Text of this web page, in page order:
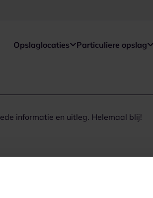
Opslaglocaties Particuliere opslag
informatie en uitleg. Helemaal blij!